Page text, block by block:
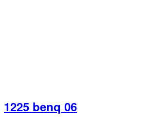
1225 benq 06